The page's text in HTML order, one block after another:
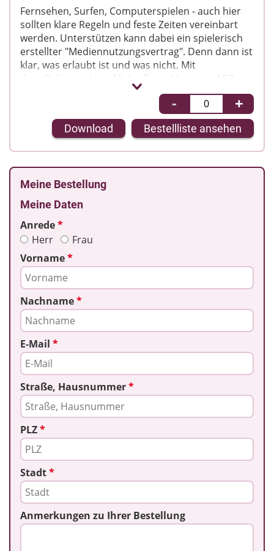
Fernsehen, Surfen, Computerspielen - auch hier
sollten klare Regeln und feste Zeiten vereinbart
werden. Unterstützen kann dabei ein spielerisch
erstellter "Mediennutzungsvertrag". Denn dann ist
klar, was erlaubt ist und was nicht. Mit
dem
Onlinetool
von klicksafe und Internet-ABC
können Eltern gemeinsam mit ihren Kindern
medienübergreifend Regeln in einem "Vertrag"
festhalten und individuell Kompromisse
aushandeln.
Der Flyer erläutert das Tool und seine Funktionen
und gibt allgemeine Tipps zur Medienerziehung.
- +
Download Bestellliste ansehen
Meine Daten
Anrede*
Herr
Frau
Vorname*
Nachname*
E-Mail *
Straße, Hausnummer*
PLZ*
Stadt*
Anmerkungen zu Ihrer Bestellung
Meine Bestellung